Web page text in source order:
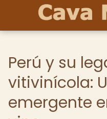
Perú y su
vitivinícola:
emergente